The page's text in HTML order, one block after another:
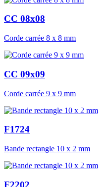
CC 08x08
Corde carrée 8 x 8 mm
CC 09x09
Corde carrée 9 x 9 mm
F1724
Bande rectangle 10 x 2 mm
F2202